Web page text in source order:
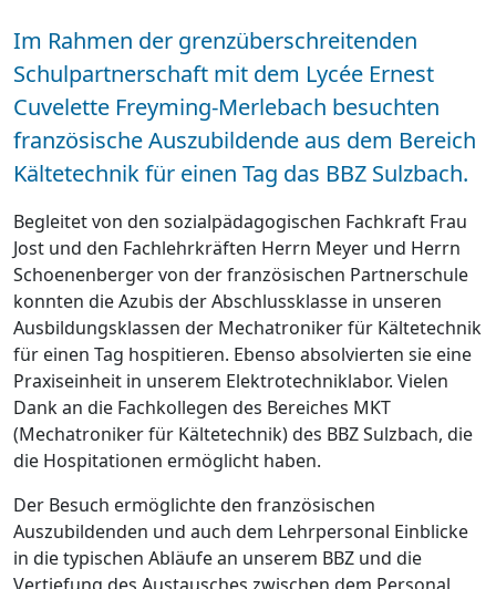
Im Rahmen der grenzüberschreitenden
Schulpartnerschaft mit dem Lycée Ernest
Cuvelette Freyming-Merlebach besuchten
französische Auszubildende aus dem Bereich
Kältetechnik für einen Tag das BBZ Sulzbach.
Begleitet von den sozialpädagogischen Fachkraft Frau
Jost und den Fachlehrkräften Herrn Meyer und Herrn
Schoenenberger von der französischen Partnerschule
konnten die Azubis der Abschlussklasse in unseren
Ausbildungsklassen der Mechatroniker für Kältetechnik
für einen Tag hospitieren. Ebenso absolvierten sie eine
Praxiseinheit in unserem Elektrotechniklabor. Vielen
Dank an die Fachkollegen des Bereiches MKT
(Mechatroniker für Kältetechnik) des BBZ Sulzbach, die
die Hospitationen ermöglicht haben.
Der Besuch ermöglichte den französischen
Auszubildenden und auch dem Lehrpersonal Einblicke
in die typischen Abläufe an unserem BBZ und die